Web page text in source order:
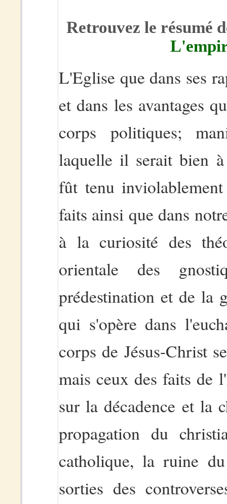
Retrouvez le résumé
L'Eglise que dans ses
et dans les avantages
corps politiques;
laquelle il serait bien
fût tenu
faits ainsi que dans
à la curiosité des
orientale des
prédestination et de la
qui s'opère dans
corps de Jésus-Christ
mais ceux des faits de
sur la décadence et la
propagation du
catholique, la ruine
sorties des